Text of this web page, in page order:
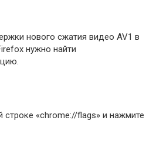
нового сжатия видео AV1 в
нужно найти
строке «chrome://flags» и нажмите